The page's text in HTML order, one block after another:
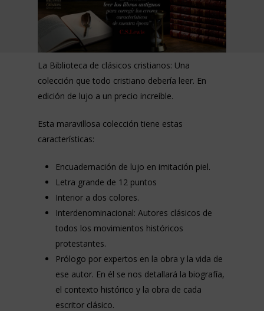
La Biblioteca de clásicos cristianos: Una
colección que todo cristiano debería leer. En
edición de lujo a un precio increíble.
Esta maravillosa colección tiene estas
características:
Encuadernación de lujo en imitación piel.
Letra grande de 12 puntos
Interior a dos colores.
Interdenominacional: Autores clásicos de
todos los movimientos históricos
protestantes.
Prólogo por expertos en la obra y la vida de
ese autor. En él se nos detallará la biografía,
el contexto histórico y la obra de cada
escritor clásico.